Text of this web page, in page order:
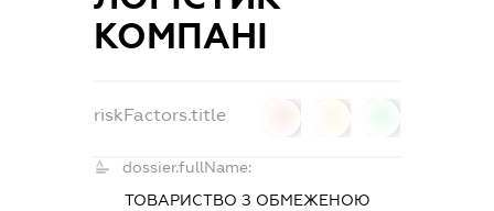
КОМПАНІ
riskFactors.title
dossier.fullName:
ТОВАРИСТВО З ОБМЕЖЕНОЮ